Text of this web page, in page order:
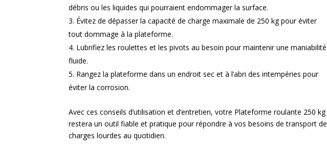
débris ou les liquides qui pourraient endommager la surface.
Évitez de dépasser la capacité de charge maximale de 250 kg pour éviter
tout dommage à la plateforme.
Lubrifiez les roulettes et les pivots au besoin pour maintenir une maniabilité
fluide.
Rangez la plateforme dans un endroit sec et à l’abri des intempéries pour
éviter la corrosion.
Avec ces conseils d’utilisation et d’entretien, votre Plateforme roulante 250 kg
restera un outil fiable et pratique pour répondre à vos besoins de transport de
charges lourdes au quotidien.